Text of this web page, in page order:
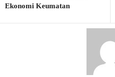
Ekonomi Keumatan